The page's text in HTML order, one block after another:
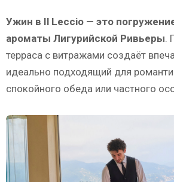
Ужин в Il Leccio — это
ароматы Лигурийской Ривьеры.
терраса с витражами создаёт
идеально подходящий для
спокойного обеда или частного